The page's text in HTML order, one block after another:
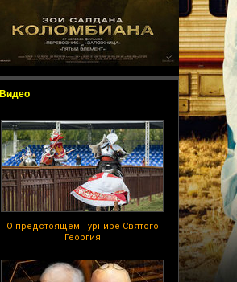
Видео
О предстоящем Турнире Святого
Георгия